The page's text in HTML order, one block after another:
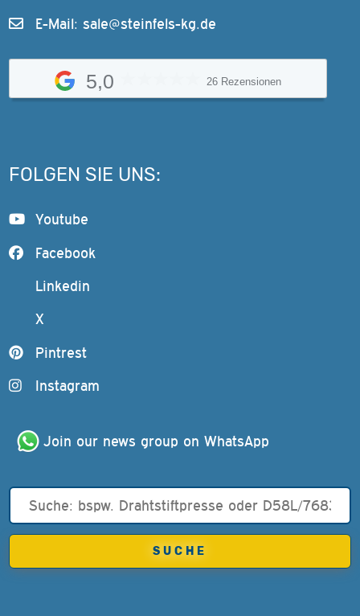
E-Mail: sale@steinfels-kg.de
5,0 26 Rezensionen
FOLGEN SIE UNS:
Youtube
Facebook
Linkedin
X
Pintrest
Instagram
Join our news group on WhatsApp